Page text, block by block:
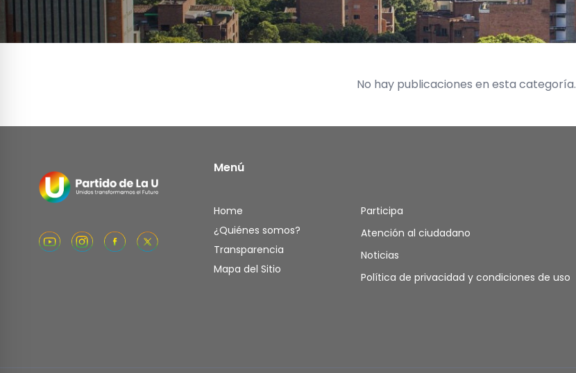
No hay publicaciones en esta categoría.
Menú
Home
¿Quiénes somos?
Transparencia
Mapa del Sitio
Participa
Atención al ciudadano
Noticias
Política de privacidad y condiciones de uso